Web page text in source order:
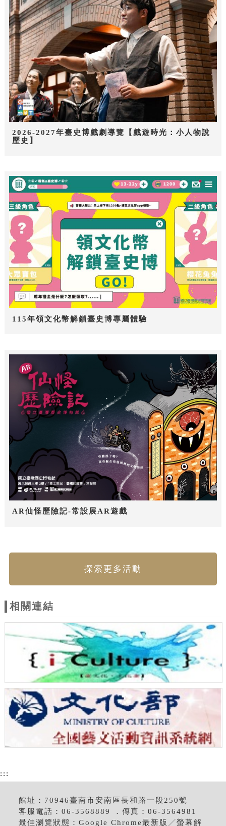
2026-2027年臺史博戲劇導覽【戲遊時光：小人物說
歷史】
115年領文化幣解鎖臺史博專屬體驗
AR仙怪歷險記-常設展AR遊戲
探索更多活動
相關連結
:::
館址：70946臺南市安南區長和路一段250號
客服電話：06-3568889 ．傳真：06-3564981
最佳瀏覽狀態：Google Chrome最新版╱螢幕解